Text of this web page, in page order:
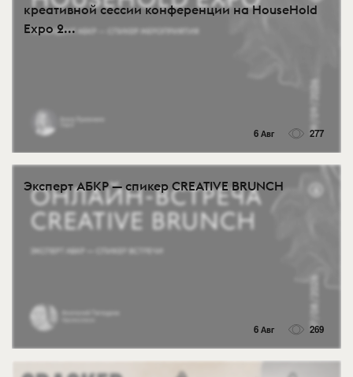
креативной сессии конференции на HouseHold
Expo 2...
6 Авг 277
Эксперт АБКР — спикер CREATIVE BRUNCH
6 Авг 269